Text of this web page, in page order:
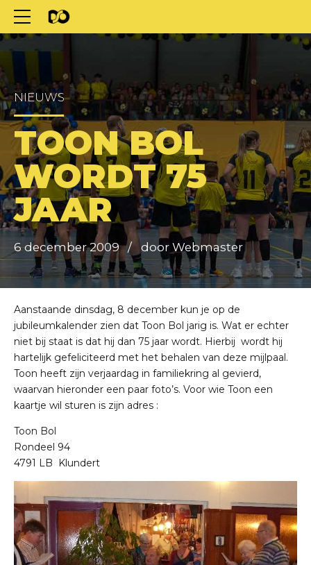
NIEUWS
TOON BOL
WORDT 75
JAAR
6 december 2009 door Webmaster
Aanstaande dinsdag, 8 december kun je op de
jubileumkalender zien dat Toon Bol jarig is. Wat er echter
niet bij staat is dat hij dan 75 jaar wordt. Hierbij wordt hij
hartelijk gefeliciteerd met het behalen van deze mijlpaal.
Toon heeft zijn verjaardag in familiekring al gevierd,
waarvan hieronder een paar foto’s. Voor wie Toon een
kaartje wil sturen is zijn adres :
Toon Bol
Rondeel 94
4791 LB Klundert